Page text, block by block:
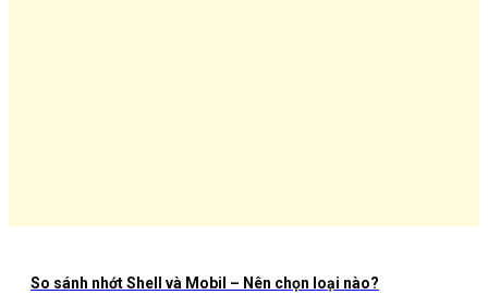
So sánh nhớt Shell và Mobil – Nên chọn loại nào?